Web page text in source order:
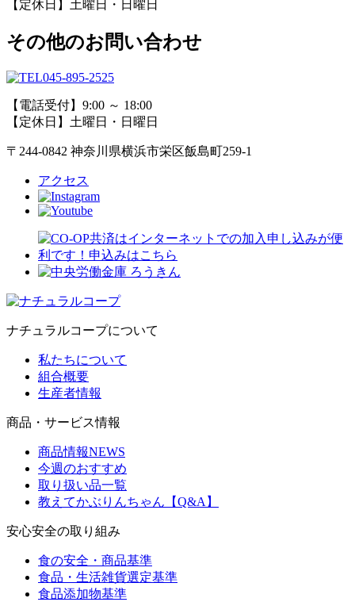
【定休日】土曜日・日曜日
その他のお問い合わせ
045-895-2525
【電話受付】9:00 ～ 18:00
【定休日】土曜日・日曜日
〒244-0842 神奈川県横浜市栄区飯島町259-1
アクセス
ナチュラルコープについて
私たちについて
組合概要
生産者情報
商品・サービス情報
商品情報NEWS
今週のおすすめ
取り扱い品一覧
教えてかぶりんちゃん【Q&A】
安心安全の取り組み
食の安全・商品基準
食品・生活雑貨選定基準
食品添加物基準